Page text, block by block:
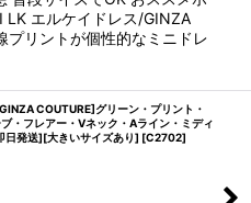
LK エルケイドレス/GINZA
プリントが個性的なミニドレ
COUTURE]グリーン・プリント・
・フレアー・Vネック・Aライン・ミディ
日発送][大きいサイズあり] [C2702]